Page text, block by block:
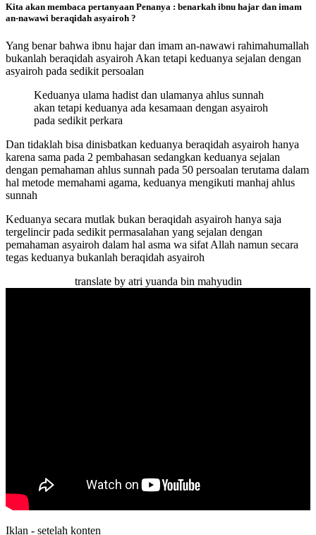
Kita akan membaca pertanyaan Penanya : benarkah ibnu hajar dan imam
an-nawawi beraqidah asyairoh ?
Yang benar bahwa ibnu hajar dan imam an-nawawi rahimahumallah
bukanlah beraqidah asyairoh Akan tetapi keduanya sejalan dengan
asyairoh pada sedikit persoalan
Keduanya ulama hadist dan ulamanya ahlus sunnah
akan tetapi keduanya ada kesamaan dengan asyairoh
pada sedikit perkara
Dan tidaklah bisa dinisbatkan keduanya beraqidah asyairoh hanya
karena sama pada 2 pembahasan sedangkan keduanya sejalan
dengan pemahaman ahlus sunnah pada 50 persoalan terutama dalam
hal metode memahami agama, keduanya mengikuti manhaj ahlus
sunnah
Keduanya secara mutlak bukan beraqidah asyairoh hanya saja
tergelincir pada sedikit permasalahan yang sejalan dengan
pemahaman asyairoh dalam hal asma wa sifat Allah namun secara
tegas keduanya bukanlah beraqidah asyairoh
translate by atri yuanda bin mahyudin
Iklan - setelah konten